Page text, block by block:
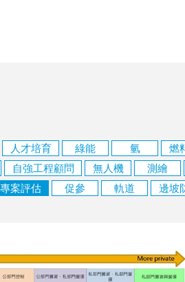
人才培育 綠能 氫 燃
自強工程顧問 無人機 測繪
專案評估 促參 軌道 邊坡